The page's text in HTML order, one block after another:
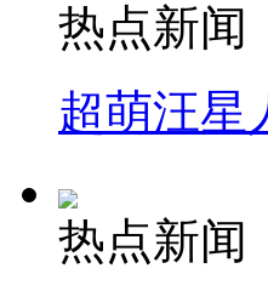
热点新闻
超萌汪星
热点新闻